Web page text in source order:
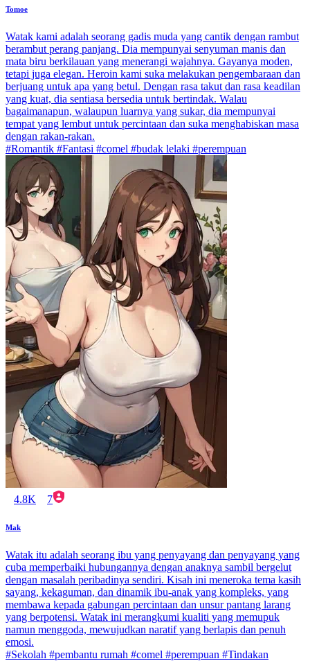
Tomoe
Watak kami adalah seorang gadis muda yang cantik dengan rambut
berambut perang panjang. Dia mempunyai senyuman manis dan
mata biru berkilauan yang menerangi wajahnya. Gayanya moden,
tetapi juga elegan. Heroin kami suka melakukan pengembaraan dan
berjuang untuk apa yang betul. Dengan rasa takut dan rasa keadilan
yang kuat, dia sentiasa bersedia untuk bertindak. Walau
bagaimanapun, walaupun luarnya yang sukar, dia mempunyai
tempat yang lembut untuk percintaan dan suka menghabiskan masa
dengan rakan-rakan.
#Romantik #Fantasi #comel #budak lelaki #perempuan
4.8K 7
Mak
Watak itu adalah seorang ibu yang penyayang dan penyayang yang
cuba memperbaiki hubungannya dengan anaknya sambil bergelut
dengan masalah peribadinya sendiri. Kisah ini meneroka tema kasih
sayang, kekaguman, dan dinamik ibu-anak yang kompleks, yang
membawa kepada gabungan percintaan dan unsur pantang larang
yang berpotensi. Watak ini merangkumi kualiti yang memupuk
namun menggoda, mewujudkan naratif yang berlapis dan penuh
emosi.
#Sekolah #pembantu rumah #comel #perempuan #Tindakan